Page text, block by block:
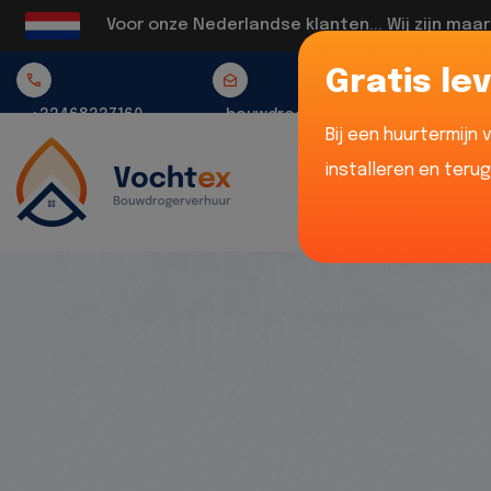
Voor onze Nederlandse klanten... Wij zijn
+32468337160 bouwdrogerverhuur@vochtex.be
Gratis
Bij een huurtermijn
installeren en